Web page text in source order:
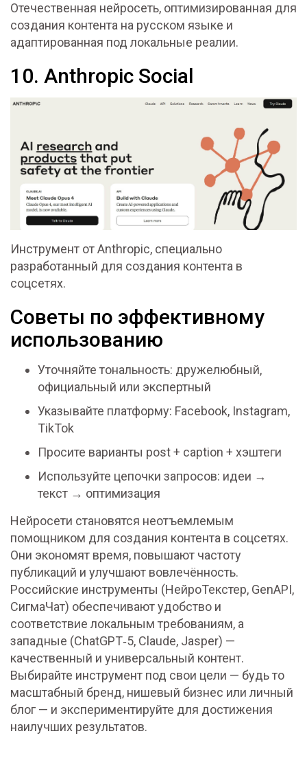
Отечественная нейросеть, оптимизированная для
создания контента на русском языке и
адаптированная под локальные реалии.
10. Anthropic Social
Инструмент от Anthropic, специально
разработанный для создания контента в
соцсетях.
Советы по эффективному
использованию
Уточняйте тональность: дружелюбный,
официальный или экспертный
Указывайте платформу: Facebook, Instagram,
TikTok
Просите варианты post + caption + хэштеги
Используйте цепочки запросов: идеи →
текст → оптимизация
Нейросети становятся неотъемлемым
помощником для создания контента в соцсетях.
Они экономят время, повышают частоту
публикаций и улучшают вовлечённость.
Российские инструменты (НейроТекстер, GenAPI,
СигмаЧат) обеспечивают удобство и
соответствие локальным требованиям, а
западные (ChatGPT‑5, Claude, Jasper) —
качественный и универсальный контент.
Выбирайте инструмент под свои цели — будь то
масштабный бренд, нишевый бизнес или личный
блог — и экспериментируйте для достижения
наилучших результатов.